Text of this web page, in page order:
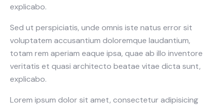
explicabo.
Sed ut perspiciatis, unde omnis iste natus error sit
voluptatem accusantium doloremque laudantium,
totam rem aperiam eaque ipsa, quae ab illo inventore
veritatis et quasi architecto beatae vitae dicta sunt,
explicabo.
Lorem ipsum dolor sit amet, consectetur adipisicing